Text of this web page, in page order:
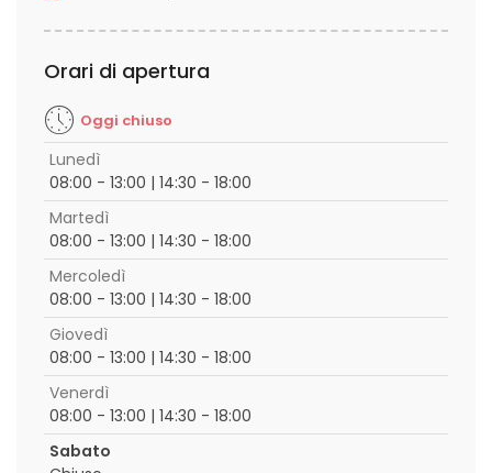
Orari di apertura
Oggi chiuso
Lunedì
08:00 - 13:00 | 14:30 - 18:00
Martedì
08:00 - 13:00 | 14:30 - 18:00
Mercoledì
08:00 - 13:00 | 14:30 - 18:00
Giovedì
08:00 - 13:00 | 14:30 - 18:00
Venerdì
08:00 - 13:00 | 14:30 - 18:00
Sabato